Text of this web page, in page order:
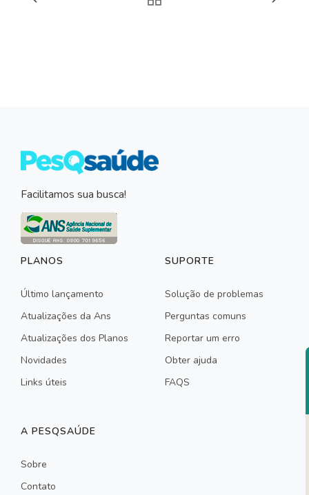
Facilitamos sua busca!
PLANOS
Último lançamento
Atualizações da Ans
Atualizações dos Planos
Novidades
Links úteis
SUPORTE
Solução de problemas
Perguntas comuns
Reportar um erro
Obter ajuda
FAQS
A PESQSAÚDE
Sobre
Contato